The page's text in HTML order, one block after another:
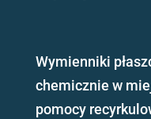
Wymienniki
chemicznie w
pomocy